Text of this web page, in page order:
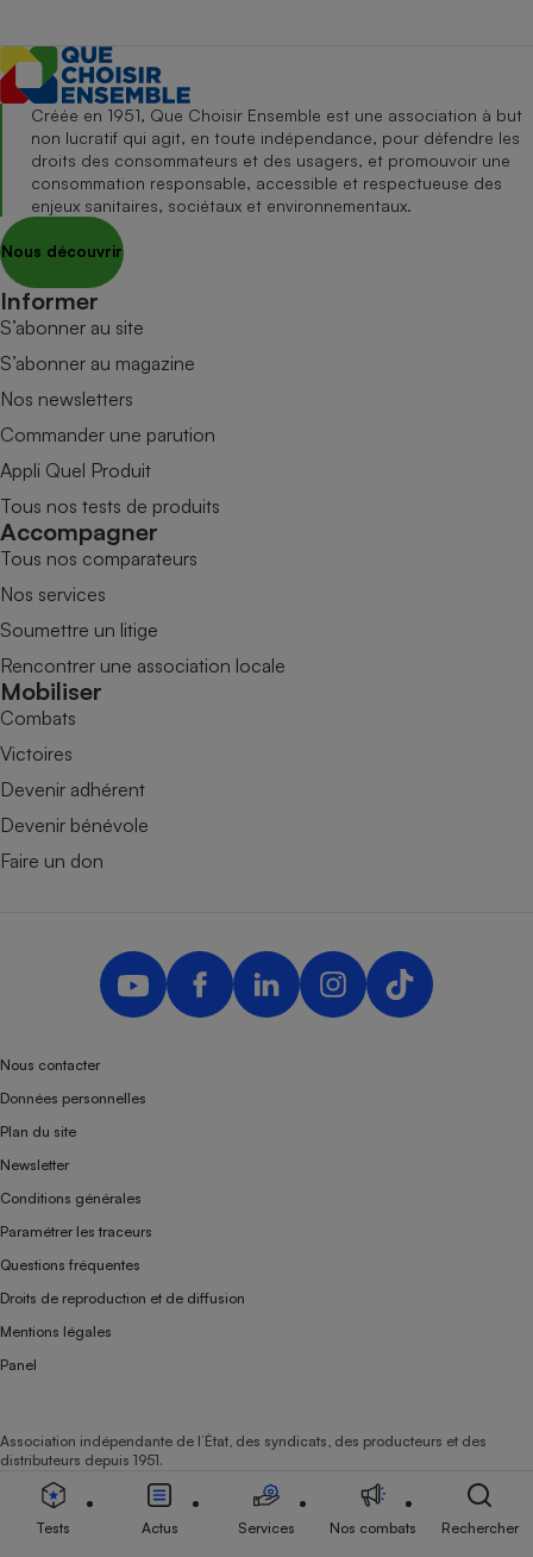
Créée en 1951, Que Choisir Ensemble est une association à but
non lucratif qui agit, en toute indépendance, pour défendre les
droits des consommateurs et des usagers, et promouvoir une
consommation responsable, accessible et respectueuse des
enjeux sanitaires, sociétaux et environnementaux.
Nous découvrir
Informer
S’abonner au site
S’abonner au magazine
Nos newsletters
Commander une parution
Appli Quel Produit
Tous nos tests de produits
Accompagner
Tous nos comparateurs
Nos services
Soumettre un litige
Rencontrer une association locale
Mobiliser
Combats
Victoires
Devenir adhérent
Devenir bénévole
Faire un don
Nous contacter
Données personnelles
Plan du site
Newsletter
Conditions générales
Paramétrer les traceurs
Questions fréquentes
Droits de reproduction et de diffusion
Mentions légales
Panel
Association indépendante de l’État, des syndicats, des producteurs et des
distributeurs depuis 1951.
Tests Actus Services Nos combats Rechercher